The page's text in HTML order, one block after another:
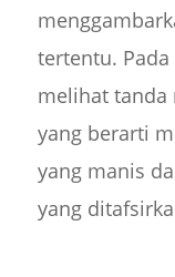
tertentu.
melihat tanda
yang berarti
yang manis
yang